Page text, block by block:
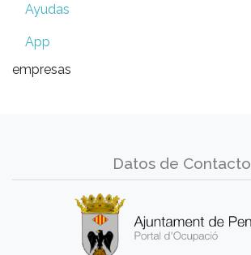
Ayudas
App
empresas
Datos de Contacto